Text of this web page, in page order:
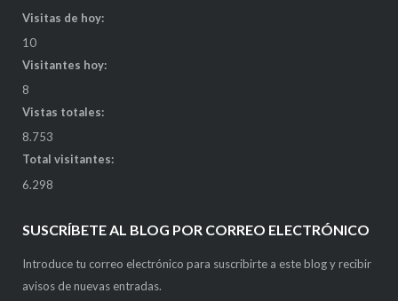
Visitas de hoy:
10
Visitantes hoy:
8
Vistas totales:
8.753
Total visitantes:
6.298
SUSCRÍBETE AL BLOG POR CORREO ELECTRÓNICO
Introduce tu correo electrónico para suscribirte a este blog y recibir
avisos de nuevas entradas.